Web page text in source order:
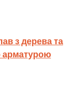
з дерева та
арматурою